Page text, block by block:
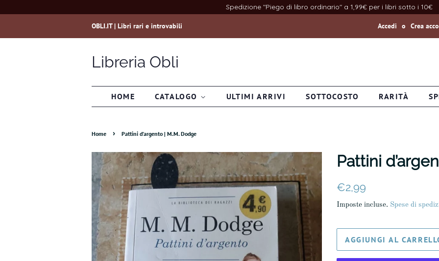
Spedizione "Piego di libro ordinario" a 1,99€ per i libri sotto i 10€
OBLI.IT | Libri rari e introvabili Accedi o Crea
Libreria Obli
HOME CATALOGO ULTIMI ARRIVI SOTTOCOSTO RARITÀ
Home › Pattini d’argento | M.M. Dodge
Pattini
Prezzo
listino
€2,99
Imposte incluse. Spese di
AGGIUNGI AL